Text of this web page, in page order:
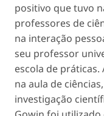
positivo que tuvo
professores de
na interação
seu professor
escola de práticas.
na aula de
investigação